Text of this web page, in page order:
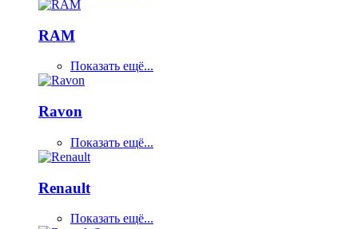
RAM
Показать ещё...
Ravon
Показать ещё...
Renault
Показать ещё...